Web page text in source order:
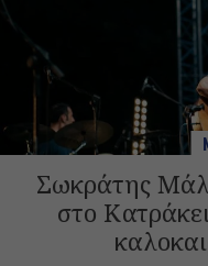
Σωκράτης
στο